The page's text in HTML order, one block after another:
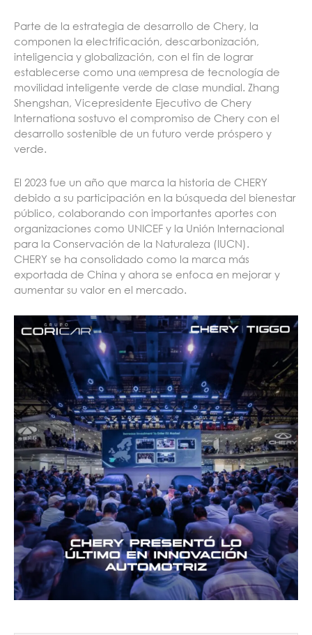
Parte de la estrategia de desarrollo de Chery, la
componen la electrificación, descarbonización,
inteligencia y globalización, con el fin de lograr
establecerse como una «empresa de tecnología de
movilidad inteligente verde de clase mundial. Zhang
Shengshan, Vicepresidente Ejecutivo de Chery
Internationa sostuvo el compromiso de Chery con el
desarrollo sostenible de un futuro verde próspero y
verde.
El 2023 fue un año que marca la historia de CHERY
debido a su participación en la búsqueda del bienestar
público, colaborando con importantes aportes con
organizaciones como UNICEF y la Unión Internacional
para la Conservación de la Naturaleza (IUCN).
CHERY se ha consolidado como la marca más
exportada de China y ahora se enfoca en mejorar y
aumentar su valor en el mercado.